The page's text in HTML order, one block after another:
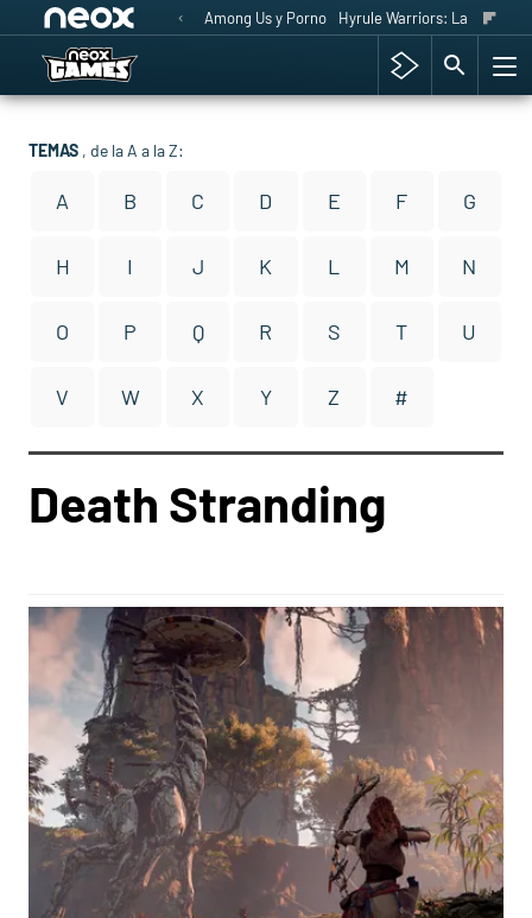
Among Us y Porno Hyrule Warriors: La Era del
TEMAS , de la A a la Z:
A B C D E F G
H I J K L M N
O P Q R S T U
V W X Y Z #
Death Stranding